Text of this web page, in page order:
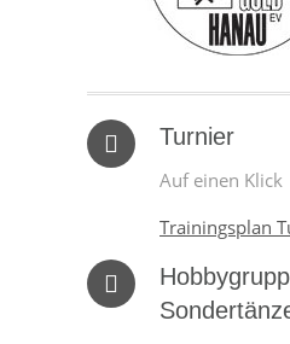
Turnier
Auf einen Klick
Trainingsplan